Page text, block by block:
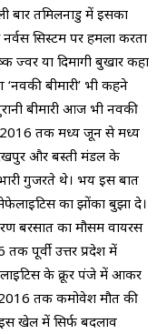
तमिलनाडु में इसका
सिस्टम पर हमला करता
ज्वर या दिमागी बुखार कहा
बीमारी’ भी कहने
बीमारी आज भी नवकी
2016 तक मध्य जून से मध्य
और बस्ती मंडल के
गुजरते थे। भय इस बात
का झोंका बुझा दे।
बरसात का मौसम वायरस
पूर्वी उत्तर प्रदेश में
के क्रूर पंजे में आकर
2016 तक कमोवेश मौत की
इस खेल में सिर्फ बदलाव